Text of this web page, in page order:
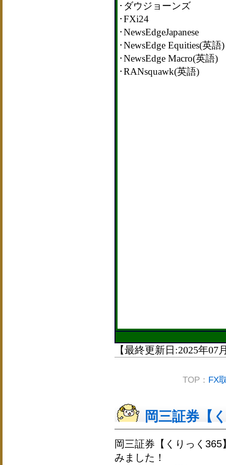
･ダウジョーンズ
･FXi24
･NewsEdgeJapanese
･NewsEdge Equities(英語)
･NewsEdge Macro(英語)
･RANsquawk(英語)
【最終更新日:2025年07
TOP： FX
岡三証券【
岡三証券【くりっく
みました！